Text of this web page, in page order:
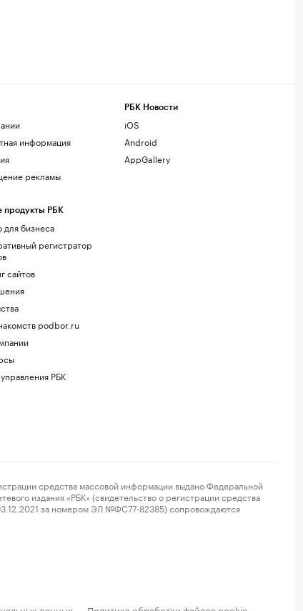
информация
рекламы
продукты РБК
для бизнеса
регистратор
сайтов
podbor.ru
РБК
РБК Новости
iOS
Android
AppGallery
средства массовой информации выдано Федеральной
издания «РБК» (свидетельство о регистрации средства
за номером ЭЛ №ФС77-82385) сопровождаются